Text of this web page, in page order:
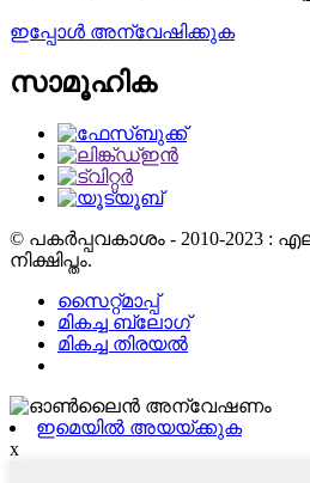
ഇപ്പോൾ അന്വേഷിക്കുക
സാമൂഹിക
© പകർപ്പവകാശം - 2010-2023
നിക്ഷിപ്തം.
സൈറ്റ്മാപ്പ്
മികച്ച ബ്ലോഗ്
മികച്ച തിരയൽ
ഇമെയിൽ അയയ്ക്കുക
x